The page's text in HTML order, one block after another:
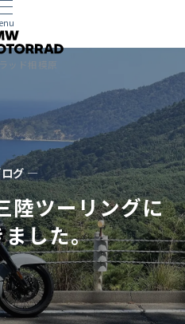
ッド相模原
グ —
陸ツーリングに
した。